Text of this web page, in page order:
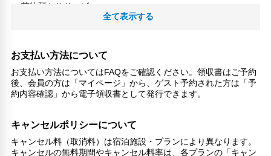
荷物預かりサービス
エレベーター
ランドリーサービス
バリアフリー対応
車椅子OK
対応言語
全て表示する
お支払い方法について
お支払い方法についてはFAQをご確認ください。領収書はご予約
後、会員の方は「マイページ」から、ゲスト予約された方は「予
約内容確認」から電子領収書として発行できます。
キャンセルポリシーについて
キャンセル料（取消料）は宿泊施設・プランにより異なります。
キャンセルの無料期間やキャンセル料率は、各プランの「キャン